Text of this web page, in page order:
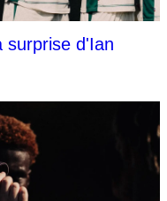
surprise d'Ian